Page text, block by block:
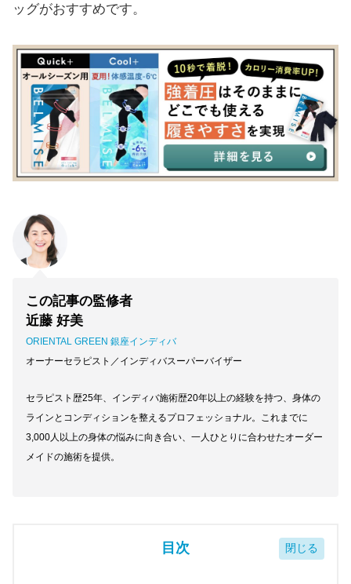
ッグがおすすめです。
この記事の監修者
近藤 好美
ORIENTAL GREEN 銀座インディバ
オーナーセラピスト／インディバスーパーバイザー
セラピスト歴25年、インディバ施術歴20年以上の経験を持つ、身体の
ラインとコンディションを整えるプロフェッショナル。これまでに
3,000人以上の身体の悩みに向き合い、一人ひとりに合わせたオーダー
メイドの施術を提供。
目次